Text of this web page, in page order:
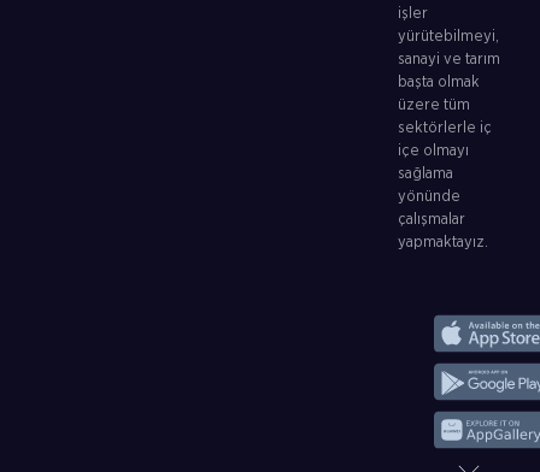
işler
yürütebilmeyi,
sanayi ve tarım
başta olmak
üzere tüm
sektörlerle iç
içe olmayı
sağlama
yönünde
çalışmalar
yapmaktayız.